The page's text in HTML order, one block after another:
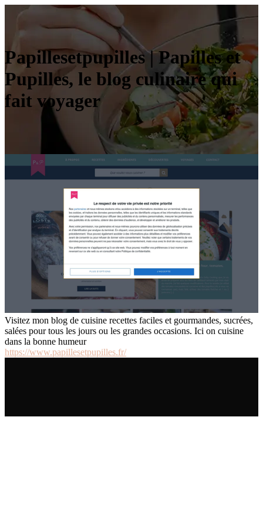
Papil­lesetpu­pil­les | Papilles et
Pupilles, le blog culinaire qui
fait voyager
Visitez mon blog de cuisine recettes faciles et gourmandes, sucrées,
salées pour tous les jours ou les grandes occasions. Ici on cuisine
dans la bonne humeur
https://www.papillesetpupilles.fr/